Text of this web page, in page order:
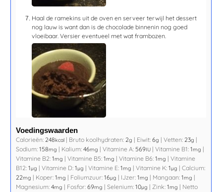
Haal de ramekins uit de oven en serveer terwijl het dessert
nog lauw is want dan is de chocolade binnenin nog goed
vloeibaar. Versier eventueel met wat frambozen.
Voedingswaarden
Calorieën: 248kcal | Bruto koolhydraten: 2g | Eiwit:6g |Vetten: 23g |
Sodium:158mg | Kalium:46mg |Vitamine A: 569IU |Vitamine B1:1mg |
Vitamine B2:1mg |Vitamine B5:1mg |Vitamine B6:1mg |Vitamine
B12:1µg |Vitamine D:1µg |Vitamine E:1mg |Vitamine K:1µg |Calcium:
22mg | Koper:1mg | Foliumzuur:16µg | IJzer:1mg | Mangaan:1mg |
Magnesium:4mg | Fosfor:69mg |Selenium:10µg |Zink:1mg | Netto